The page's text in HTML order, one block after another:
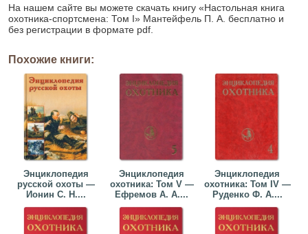
На нашем сайте вы можете скачать книгу «Настольная книга
охотника-спортсмена: Том I» Мантейфель П. А. бесплатно и
без регистрации в формате pdf.
Похожие книги:
Энциклопедия
русской охоты —
Ионин С. Н....
Энциклопедия
охотника: Том V —
Ефремов А. А....
Энциклопедия
охотника: Том IV —
Руденко Ф. А....